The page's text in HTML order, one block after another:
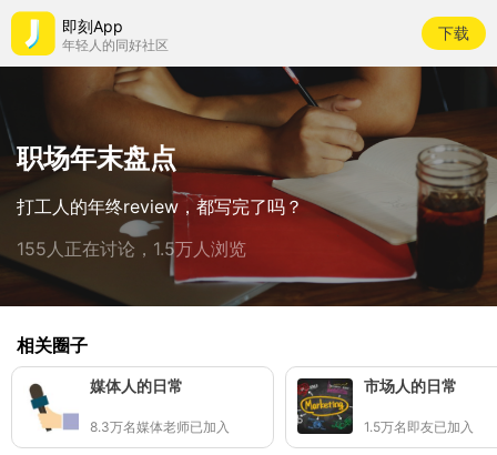
即刻App
年轻人的同好社区
下载
职场年末盘点
打工人的年终review，都写完了吗？
155人正在讨论，1.5万人浏览
相关圈子
媒体人的日常
8.3万名媒体老师已加入
市场人的日常
1.5万名即友已加入